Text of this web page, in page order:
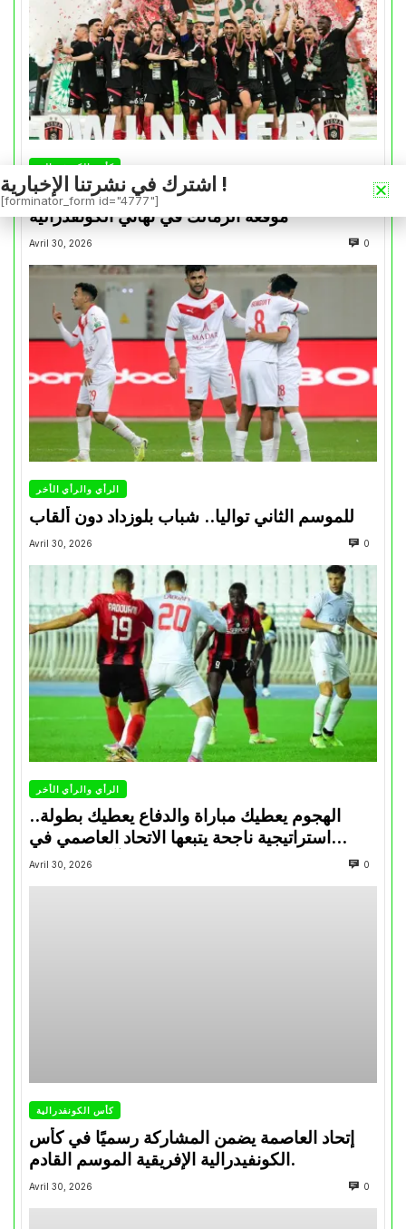
كأس الكونفدرالية
التتويج بالكأس.. دفعة معنوية لإتحاد العاصمة قبل
موقعة الزمالك في نهائي الكونفدرالية
Avril 30, 2026 0
الرأي والرأي الأخر
للموسم الثاني تواليا.. شباب بلوزداد دون ألقاب
Avril 30, 2026 0
الرأي والرأي الأخر
الهجوم يعطيك مباراة والدفاع يعطيك بطولة..
استراتيجية ناجحة يتبعها الاتحاد العاصمي في
تتويجاته آخر السنوات
Avril 30, 2026 0
كأس الكونفدرالية
إتحاد العاصمة يضمن المشاركة رسميًا في كأس
الكونفيدرالية الإفريقية الموسم القادم.
Avril 30, 2026 0
اشترك في نشرتنا الإخبارية !
[forminator_form id="4777"]